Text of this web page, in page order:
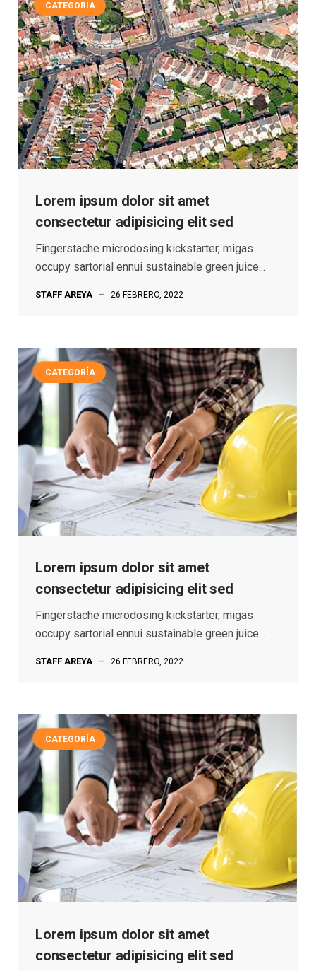
CATEGORÍA
Lorem ipsum dolor sit amet
consectetur adipisicing elit sed
Fingerstache microdosing kickstarter, migas
occupy sartorial ennui sustainable green juice...
STAFF AREYA — 26 FEBRERO, 2022
CATEGORÍA
Lorem ipsum dolor sit amet
consectetur adipisicing elit sed
Fingerstache microdosing kickstarter, migas
occupy sartorial ennui sustainable green juice...
STAFF AREYA — 26 FEBRERO, 2022
CATEGORÍA
Lorem ipsum dolor sit amet
consectetur adipisicing elit sed